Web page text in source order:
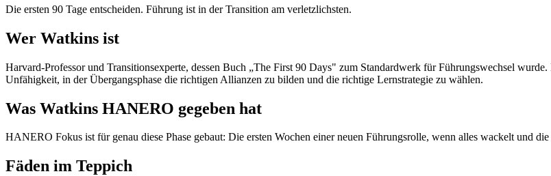
Die ersten 90 Tage entscheiden. Führung ist in der Transition am verletzlichsten.
Wer Watkins ist
Harvard-Professor und Transitionsexperte, dessen Buch „The First 90 Days" zum Standardwerk für Führungswechsel
Unfähigkeit, in der Übergangsphase die richtigen Allianzen zu bilden und die richtige Lernstrategie zu wählen.
Was Watkins HANERO gegeben hat
HANERO Fokus ist für genau diese Phase gebaut: Die ersten Wochen einer neuen Führungsrolle, wenn alles wackelt und
Fäden im Teppich